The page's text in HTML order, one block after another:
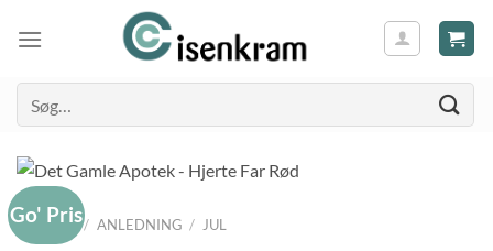
efter:
FORSIDE / ANLEDNING / JUL
Go' Pris